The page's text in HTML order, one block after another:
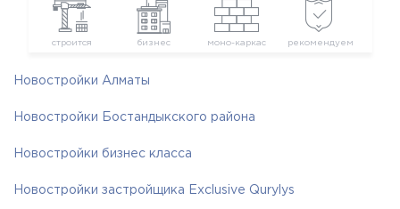
строится бизнес моно-каркас рекомендуем
Новостройки Алматы
Новостройки Бостандыкского района
Новостройки бизнес класса
Новостройки застройщика Exclusive Qurylys